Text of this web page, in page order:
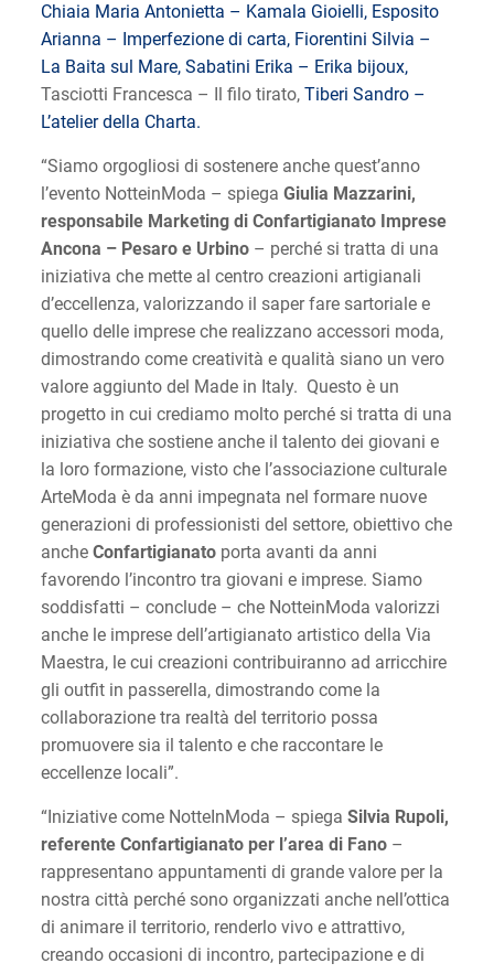
Chiaia Maria Antonietta – Kamala Gioielli, Esposito
Arianna – Imperfezione di carta, Fiorentini Silvia –
La Baita sul Mare, Sabatini Erika – Erika bijoux,
Tasciotti Francesca – Il filo tirato, Tiberi Sandro –
L’atelier della Charta.
“Siamo orgogliosi di sostenere anche quest’anno
l’evento NotteinModa – spiega Giulia Mazzarini,
responsabile Marketing di Confartigianato Imprese
Ancona – Pesaro e Urbino– perché si tratta di una
iniziativa che mette al centro creazioni artigianali
d’eccellenza, valorizzando il saper fare sartoriale e
quello delle imprese che realizzano accessori moda,
dimostrando come creatività e qualità siano un vero
valore aggiunto del Made in Italy. Questo è un
progetto in cui crediamo molto perché si tratta di una
iniziativa che sostiene anche il talento dei giovani e
la loro formazione, visto che l’associazione culturale
ArteModa è da anni impegnata nel formare nuove
generazioni di professionisti del settore, obiettivo che
anche Confartigianatoporta avanti da anni
favorendo l’incontro tra giovani e imprese. Siamo
soddisfatti – conclude – che NotteinModa valorizzi
anche le imprese dell’artigianato artistico della Via
Maestra, le cui creazioni contribuiranno ad arricchire
gli outfit in passerella, dimostrando come la
collaborazione tra realtà del territorio possa
promuovere sia il talento e che raccontare le
eccellenze locali”.
“Iniziative come NotteInModa – spiega Silvia Rupoli,
referente Confartigianato per l’area di Fano–
rappresentano appuntamenti di grande valore per la
nostra città perché sono organizzati anche nell’ottica
di animare il territorio, renderlo vivo e attrattivo,
creando occasioni di incontro, partecipazione e di